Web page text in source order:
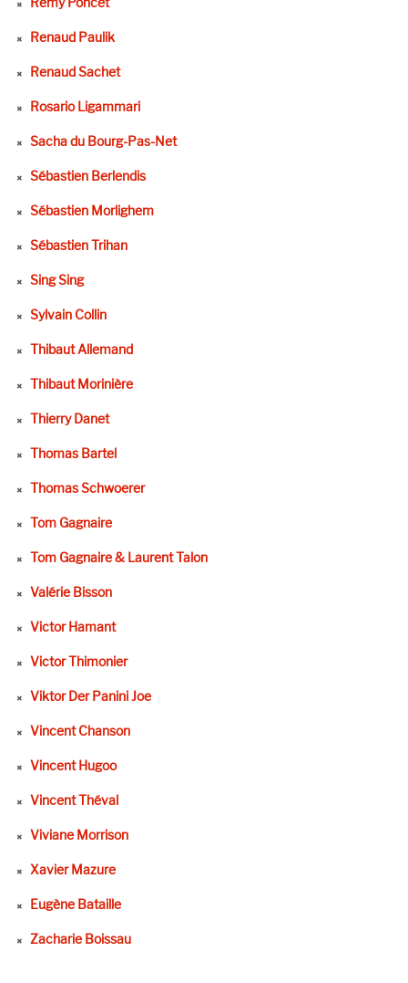
Renaud Paulik
Renaud Sachet
Rosario Ligammari
Sacha du Bourg-Pas-Net
Sébastien Berlendis
Sébastien Morlighem
Sébastien Trihan
Sing Sing
Sylvain Collin
Thibaut Allemand
Thibaut Morinière
Thierry Danet
Thomas Bartel
Thomas Schwoerer
Tom Gagnaire
Tom Gagnaire & Laurent Talon
Valérie Bisson
Victor Hamant
Victor Thimonier
Viktor Der Panini Joe
Vincent Chanson
Vincent Hugoo
Vincent Théval
Viviane Morrison
Xavier Mazure
Eugène Bataille
Zacharie Boissau